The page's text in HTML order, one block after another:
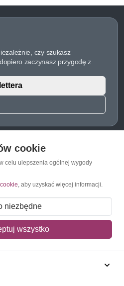
czy szukasz
zaczynasz przygodę z
cookie
celu ulepszenia ogólnej wygody
, aby uzyskać więcej informacji.
niezbędne
wszystko